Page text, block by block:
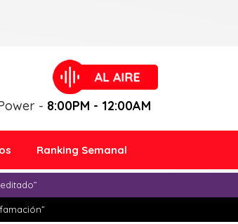
- 8:00PM - 12:00AM
Ranking Semanal